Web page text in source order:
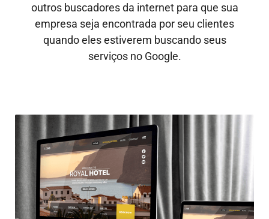
outros buscadores da internet para que sua
empresa seja encontrada por seu clientes
quando eles estiverem buscando seus
serviços no Google.